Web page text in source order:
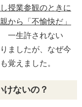
授業参観のときに
から「不愉快だ」
一生許されない
ましたが、なぜ今
覚えました。
けないの？